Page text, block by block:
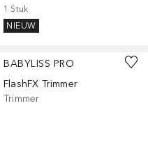
1 Stuk
NIEUW
BABYLISS PRO
FlashFX Trimmer
Trimmer